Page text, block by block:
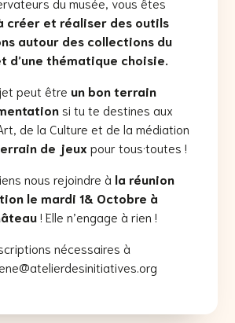
créer et réaliser des outils
autour des collections du
d’une thématique choisie.
peut être un bon terrain
si tu te destines aux
de la Culture et de la médiation
de jeux pour tous·toutes !
nous rejoindre à la réunion
le mardi 1& Octobre à
! Elle n’engage à rien !
nécessaires à
atelierdesinitiatives.org